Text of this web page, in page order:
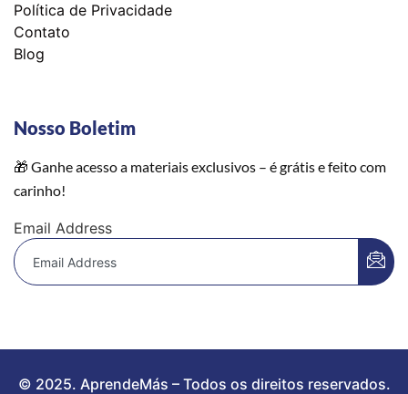
Política de Privacidade
Contato
Blog
Nosso Boletim
🎁 Ganhe acesso a materiais exclusivos – é grátis e feito com
carinho!
Email Address
© 2025. AprendeMás – Todos os direitos reservados.